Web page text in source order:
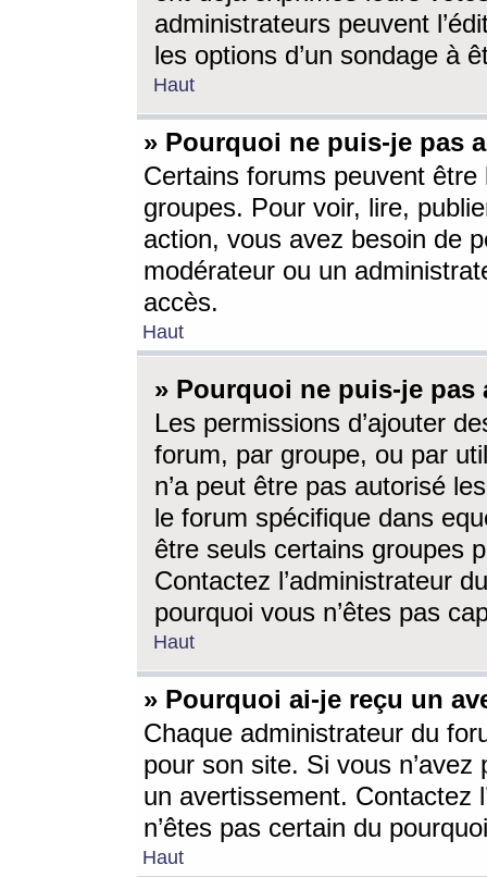
administrateurs peuvent
les options d’un sondage à
Haut
» Pourquoi ne puis-je pas
Certains forums peuvent être
groupes. Pour voir, lire,
action, vous avez besoin de
modérateur ou un
accès.
Haut
» Pourquoi ne puis-je
Les permissions d’ajouter
forum, par groupe, ou par
n’a peut être pas autorisé
le forum spécifique dans
être seuls certains groupes
Contactez l’administrateur
pourquoi vous n’êtes pas
Haut
» Pourquoi ai-je reçu un
Chaque administrateur du
pour son site. Si vous
un avertissement. Contactez
n’êtes pas certain du
Haut